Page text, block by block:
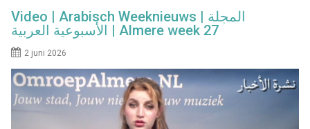
Video | Arabisch Weeknieuws | المجلة
الأسبوعية العربية | Almere week 27
2 juni 2026